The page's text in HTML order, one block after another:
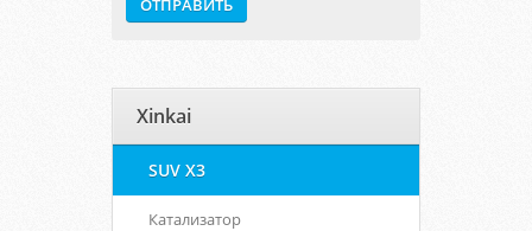
Xinkai
SUV X3
Катализатор